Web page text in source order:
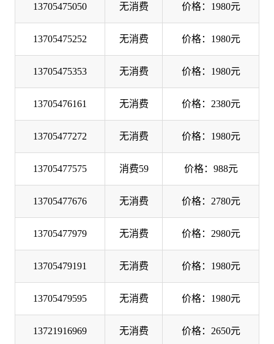
13705475050 无消费 价格：1980元
13705475252 无消费 价格：1980元
13705475353 无消费 价格：1980元
13705476161 无消费 价格：2380元
13705477272 无消费 价格：1980元
13705477575 消费59 价格：988元
13705477676 无消费 价格：2780元
13705477979 无消费 价格：2980元
13705479191 无消费 价格：1980元
13705479595 无消费 价格：1980元
13721916969 无消费 价格：2650元